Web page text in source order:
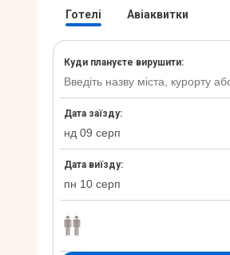
Контакти